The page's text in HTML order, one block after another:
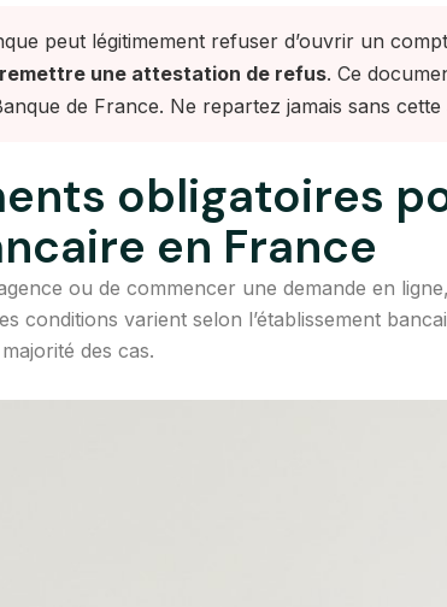
peut légitimement refuser d’ouvrir un
une attestation de refus. Ce
de France. Ne repartez jamais sans
obligatoires
en France
ou de commencer une demande en
conditions varient selon l’établissement
des cas.